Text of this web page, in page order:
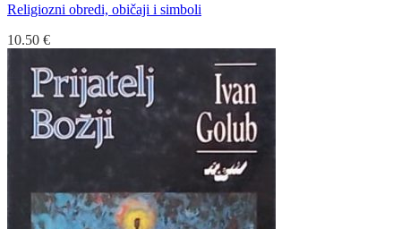
Religiozni obredi, običaji i simboli
10.50 €